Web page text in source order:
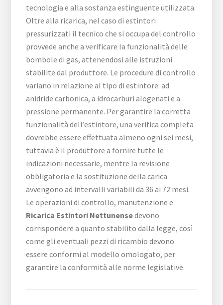
tecnologia e alla sostanza estinguente utilizzata.
Oltre alla ricarica, nel caso di estintori
pressurizzati il tecnico che si occupa del controllo
provvede anche a verificare la funzionalità delle
bombole di gas, attenendosi alle istruzioni
stabilite dal produttore. Le procedure di controllo
variano in relazione al tipo di estintore: ad
anidride carbonica, a idrocarburi alogenati e a
pressione permanente. Per garantire la corretta
funzionalità dell’estintore, una verifica completa
dovrebbe essere effettuata almeno ogni sei mesi,
tuttavia è il produttore a fornire tutte le
indicazioni necessarie, mentre la revisione
obbligatoria e la sostituzione della carica
avvengono ad intervalli variabili da 36 ai 72 mesi.
Le operazioni di controllo, manutenzione e
Ricarica Estintori Nettunensedevono
corrispondere a quanto stabilito dalla legge, così
come gli eventuali pezzi di ricambio devono
essere conformi al modello omologato, per
garantire la conformità alle norme legislative.